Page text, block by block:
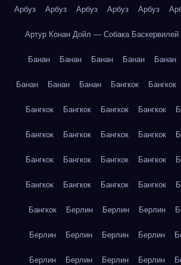
Арбуз Арбуз Арбуз Арбуз Арбуз
Артур Конан Дойл — Собака Баскервилей
Банан Банан Банан Банан Банан
Банан Банан Банан Бангкок Бангкок
Бангкок Бангкок Бангкок Бангкок
Бангкок Бангкок Бангкок Бангкок
Бангкок Бангкок Бангкок Бангкок
Бангкок Бангкок Бангкок Бангкок
Бангкок Берлин Берлин Берлин
Берлин Берлин Берлин Берлин
Берлин Берлин Берлин Берлин